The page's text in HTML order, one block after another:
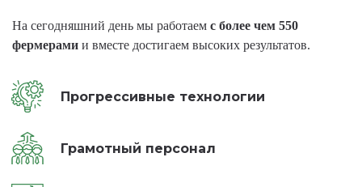
На сегодняшний день мы работаем с более чем 550
фермерами и вместе достигаем высоких результатов.
Прогрессивные технологии
Грамотный персонал